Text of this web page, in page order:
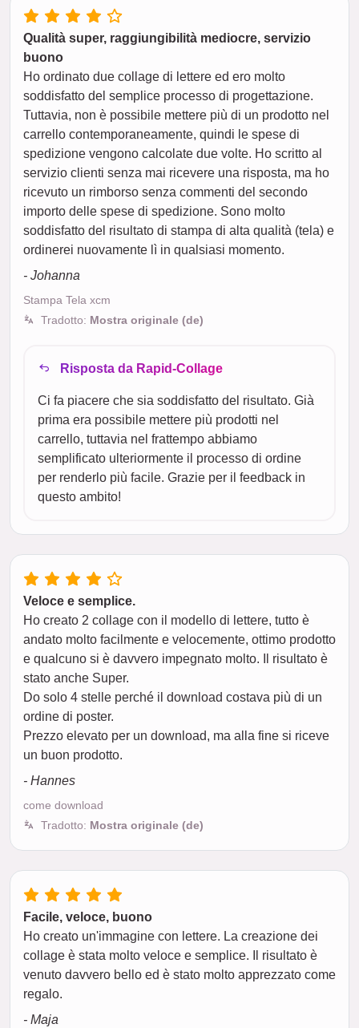
Qualità super, raggiungibilità mediocre, servizio
buono
Ho ordinato due collage di lettere ed ero molto
soddisfatto del semplice processo di progettazione.
Tuttavia, non è possibile mettere più di un prodotto nel
carrello contemporaneamente, quindi le spese di
spedizione vengono calcolate due volte. Ho scritto al
servizio clienti senza mai ricevere una risposta, ma ho
ricevuto un rimborso senza commenti del secondo
importo delle spese di spedizione. Sono molto
soddisfatto del risultato di stampa di alta qualità (tela) e
ordinerei nuovamente lì in qualsiasi momento.
- Johanna
Stampa Tela xcm
Tradotto: Mostra originale (de)
Risposta da Rapid-Collage
Ci fa piacere che sia soddisfatto del risultato. Già
prima era possibile mettere più prodotti nel
carrello, tuttavia nel frattempo abbiamo
semplificato ulteriormente il processo di ordine
per renderlo più facile. Grazie per il feedback in
questo ambito!
Veloce e semplice.
Ho creato 2 collage con il modello di lettere, tutto è
andato molto facilmente e velocemente, ottimo prodotto
e qualcuno si è davvero impegnato molto. Il risultato è
stato anche Super.
Do solo 4 stelle perché il download costava più di un
ordine di poster.
Prezzo elevato per un download, ma alla fine si riceve
un buon prodotto.
- Hannes
come download
Tradotto: Mostra originale (de)
Facile, veloce, buono
Ho creato un'immagine con lettere. La creazione dei
collage è stata molto veloce e semplice. Il risultato è
venuto davvero bello ed è stato molto apprezzato come
regalo.
- Maja